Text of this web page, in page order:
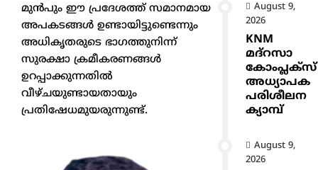
മുൻപും ഈ പ്രദേശത്ത് സമാനമായ
അപകടങ്ങൾ ഉണ്ടായിട്ടുണ്ടെന്നും
അധികൃതരുടെ ഭാഗത്തുനിന്ന്
സുരക്ഷാ ക്രമീകരണങ്ങൾ
ഉറപ്പാക്കുന്നതിൽ
വീഴ്ചയുണ്ടായതായും
പ്രതിഷേധമുയരുന്നുണ്ട്.
August 9,
2026
KNM
മദ്റസാ
കോംപ്ലക്സ്
അധ്യാപക
പരിശീലന
ക്യാമ്പ്
August 9,
2026